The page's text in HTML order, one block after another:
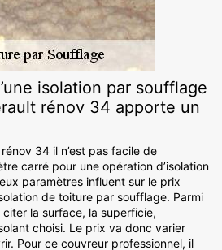
isolation par soufflage
rénov 34 apporte un
34 il n’est pas facile de
carré pour une opération d’isolation
paramètres influent sur le prix
de toiture par soufflage. Parmi
la surface, la superficie,
choisi. Le prix va donc varier
Pour ce couvreur professionnel, il